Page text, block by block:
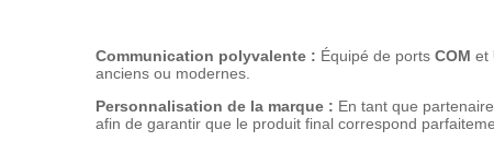
Communication polyvalente : Équipé de ports COM et
anciens ou modernes.
Personnalisation de la marque : En tant que
afin de garantir que le produit final correspond